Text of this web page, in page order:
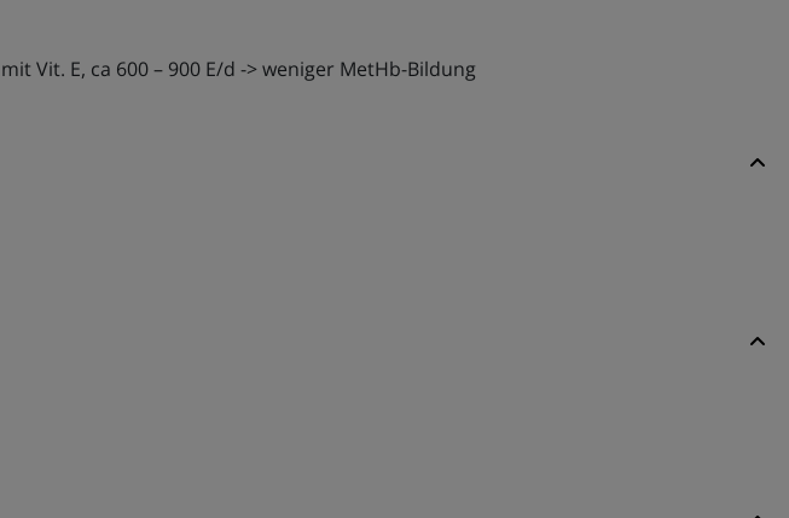
Vit. E, ca 600 – 900 E/d -> weniger MetHb-Bildung